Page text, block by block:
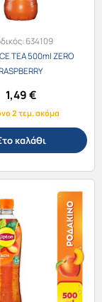
634109
TEA 500ml ZERO
1,49€
2 τεμ. ακόμα
καλάθι